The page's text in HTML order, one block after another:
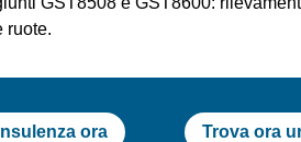
ruote.
ora Trova ora